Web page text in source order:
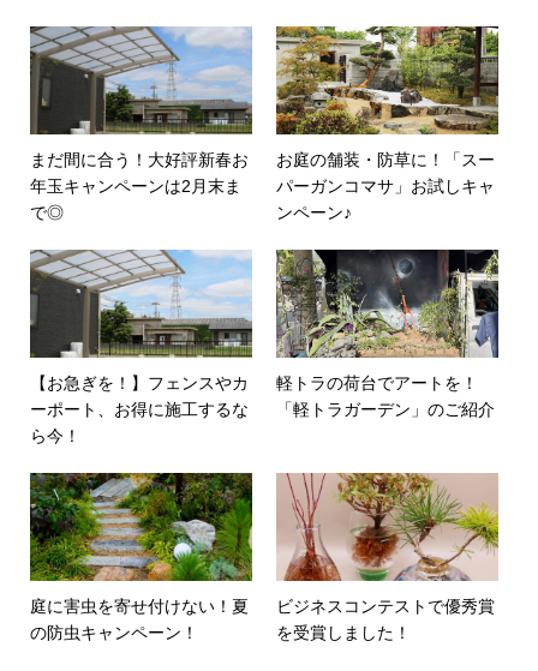
まだ間に合う！大好評新春お
年玉キャンペーンは2月末ま
で◎
お庭の舗装・防草に！「スー
パーガンコマサ」お試しキャ
ンペーン♪
【お急ぎを！】フェンスやカ
ーポート、お得に施工するな
ら今！
軽トラの荷台でアートを！
「軽トラガーデン」のご紹介
庭に害虫を寄せ付けない！夏
の防虫キャンペーン！
ビジネスコンテストで優秀賞
を受賞しました！